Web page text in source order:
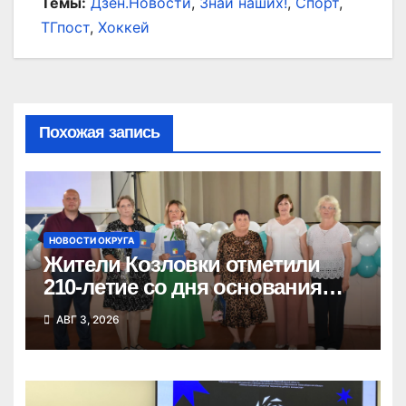
ТГпост, Хоккей
Похожая запись
НОВОСТИ ОКРУГА
Жители Козловки отметили
210-летие со дня основания
села
АВГ 3, 2026